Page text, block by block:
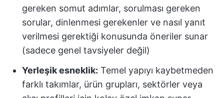
gereken somut adımlar, sorulması gereken
sorular, dinlenmesi gerekenler ve nasıl yanıt
verilmesi gerektiği konusunda öneriler sunar
(sadece genel tavsiyeler değil)
Yerleşik esneklik: Temel yapıyı kaybetmeden
farklı takımlar, ürün grupları, sektörler veya